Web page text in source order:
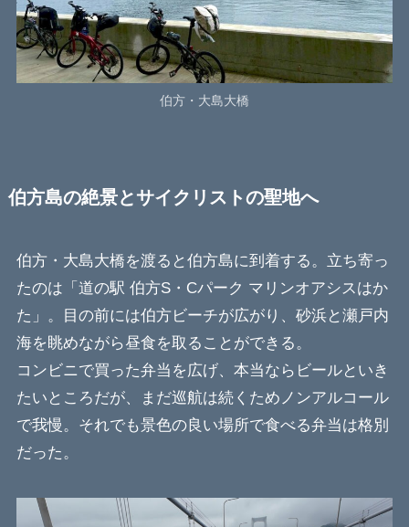
伯方・大島大橋
伯方島の絶景とサイクリストの聖地へ
伯方・大島大橋を渡ると伯方島に到着する。立ち寄っ
たのは「道の駅 伯方S・Cパーク マリンオアシスはか
た」。目の前には伯方ビーチが広がり、砂浜と瀬戸内
海を眺めながら昼食を取ることができる。
コンビニで買った弁当を広げ、本当ならビールといき
たいところだが、まだ巡航は続くためノンアルコール
で我慢。それでも景色の良い場所で食べる弁当は格別
だった。